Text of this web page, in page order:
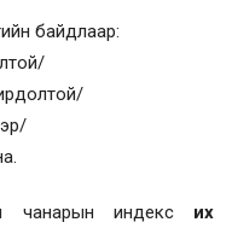
байдлаар:
чанарын индекс их